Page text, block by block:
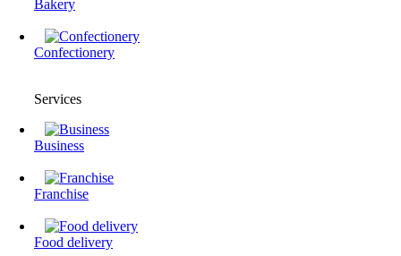
Bakery
Confectionery
Services
Business
Franchise
Food delivery